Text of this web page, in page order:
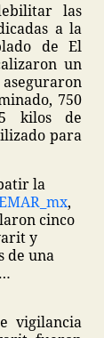
las
a la
de El
un
750
kilos de
para
la
,
cinco
y
de una
vigilancia